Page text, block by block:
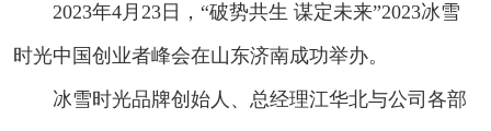
2023年4月23日，“破势共生 谋定未来”2023冰雪
时光中国创业者峰会在山东济南成功举办。
冰雪时光品牌创始人、总经理江华北与公司各部